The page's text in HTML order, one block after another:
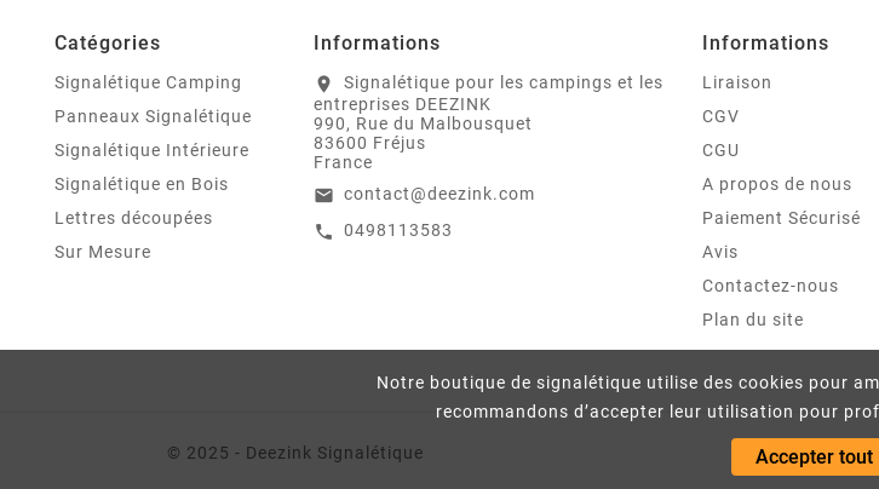
Notre boutique de signalétique utilise des cookies pour
recommandons d’accepter leur utilisation pour
Accepter tout
Catégories
Signalétique Camping
Panneaux Signalétique
Signalétique Intérieure
Signalétique en Bois
Lettres découpées
Sur Mesure
Informations
location_on
Signalétique pour les campings et les
entreprises DEEZINK
990, Rue du Malbousquet
83600 Fréjus
France
email contact@deezink.com
call 0498113583
Informations
Liraison
CGV
CGU
A propos de nous
Paiement Sécurisé
Avis
Contactez-nous
Plan du site
© 2025 - Deezink Signalétique